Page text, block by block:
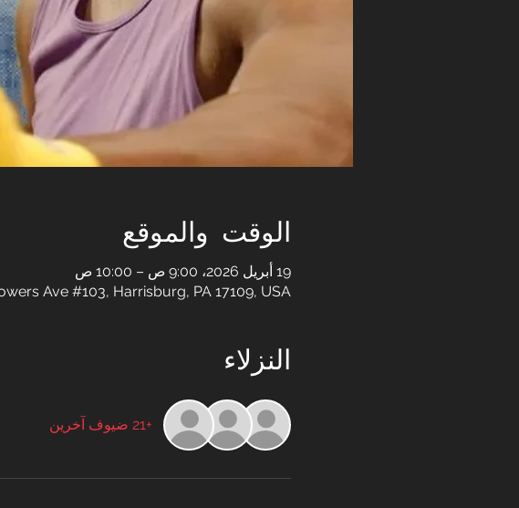
الوقت والموقع
19 أبريل 2026، 9:00 ص – 10:00 ص
Ave #103, Harrisburg, PA 17109, USA
النزلاء
+21 ضيوف آخرين